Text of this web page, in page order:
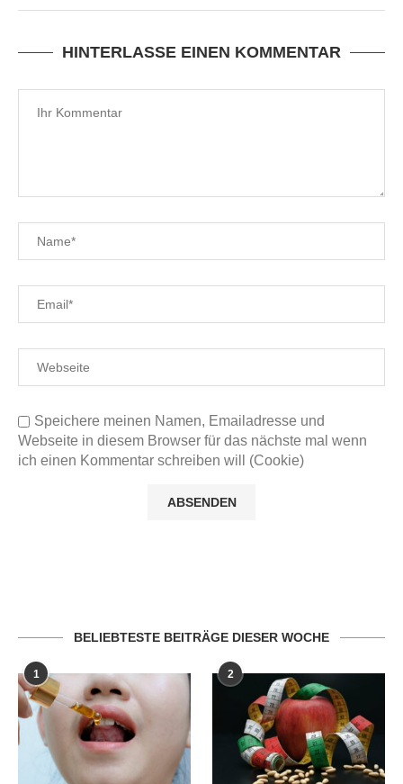
HINTERLASSE EINEN KOMMENTAR
Speichere meinen Namen, Emailadresse und
Webseite in diesem Browser für das nächste mal wenn
ich einen Kommentar schreiben will (Cookie)
BELIEBTESTE BEITRÄGE DIESER WOCHE
1 2